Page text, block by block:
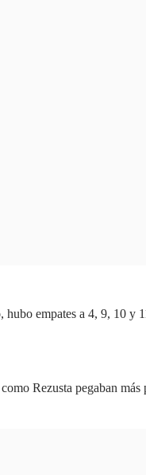
empates a 4, 9, 10 y
como Rezusta pegaban